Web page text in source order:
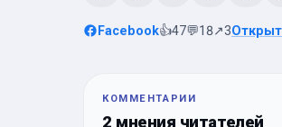
Facebook👍47💬18↗3
КОММЕНТАРИИ
2 мнения читателей